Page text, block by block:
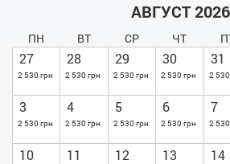
оформленное пространство. Диван,
обеденная группа, встроенная
неполный список предметов в этой
сделан модный ремонт, присутствуют
тек», светлая гамма, яркий декор. В
душевая кабина, стиральная машина,
Выдаются гостевые тапочки, тапочки,
АВГУСТ 2026
ПН ВТ СР ЧТ
27
2 530 грн
28
2 530 грн
29
2 530 грн
30
2 530 грн
31
2
3
2 530 грн
4
2 530 грн
5
2 530 грн
6
2 530 грн
7
2
10 11 12 13 14